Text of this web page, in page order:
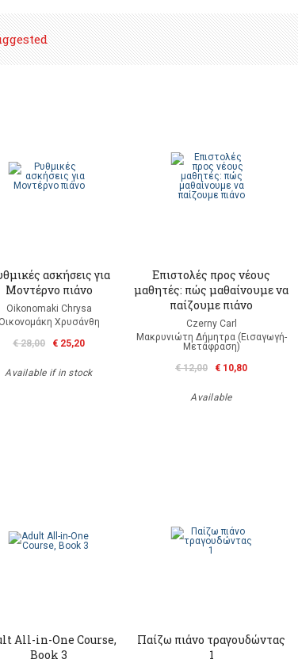
ασκήσεις για
Mοντέρνο πιάνο
Oikonomaki Chrysa
Χρυσάνθη
€ 28,00
€ 25,20
Available if in stock
Επιστολές προς νέους
μαθητές: πώς μαθαίνουμε να
παίζουμε πιάνο
Czerny Carl
Μακρυνιώτη Δήμητρα (Εισαγωγή-
Μετάφραση)
€ 12,00
€ 10,80
Available
All-in-One Course,
Book 3
Παίζω πιάνο τραγουδώντας
1